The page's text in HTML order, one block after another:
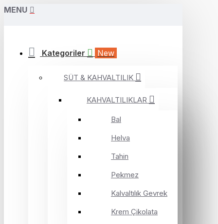
MENU
Kategoriler New
SÜT & KAHVALTILIK
KAHVALTILIKLAR
Bal
Helva
Tahin
Pekmez
Kalvaltılık Gevrek
Krem Çikolata